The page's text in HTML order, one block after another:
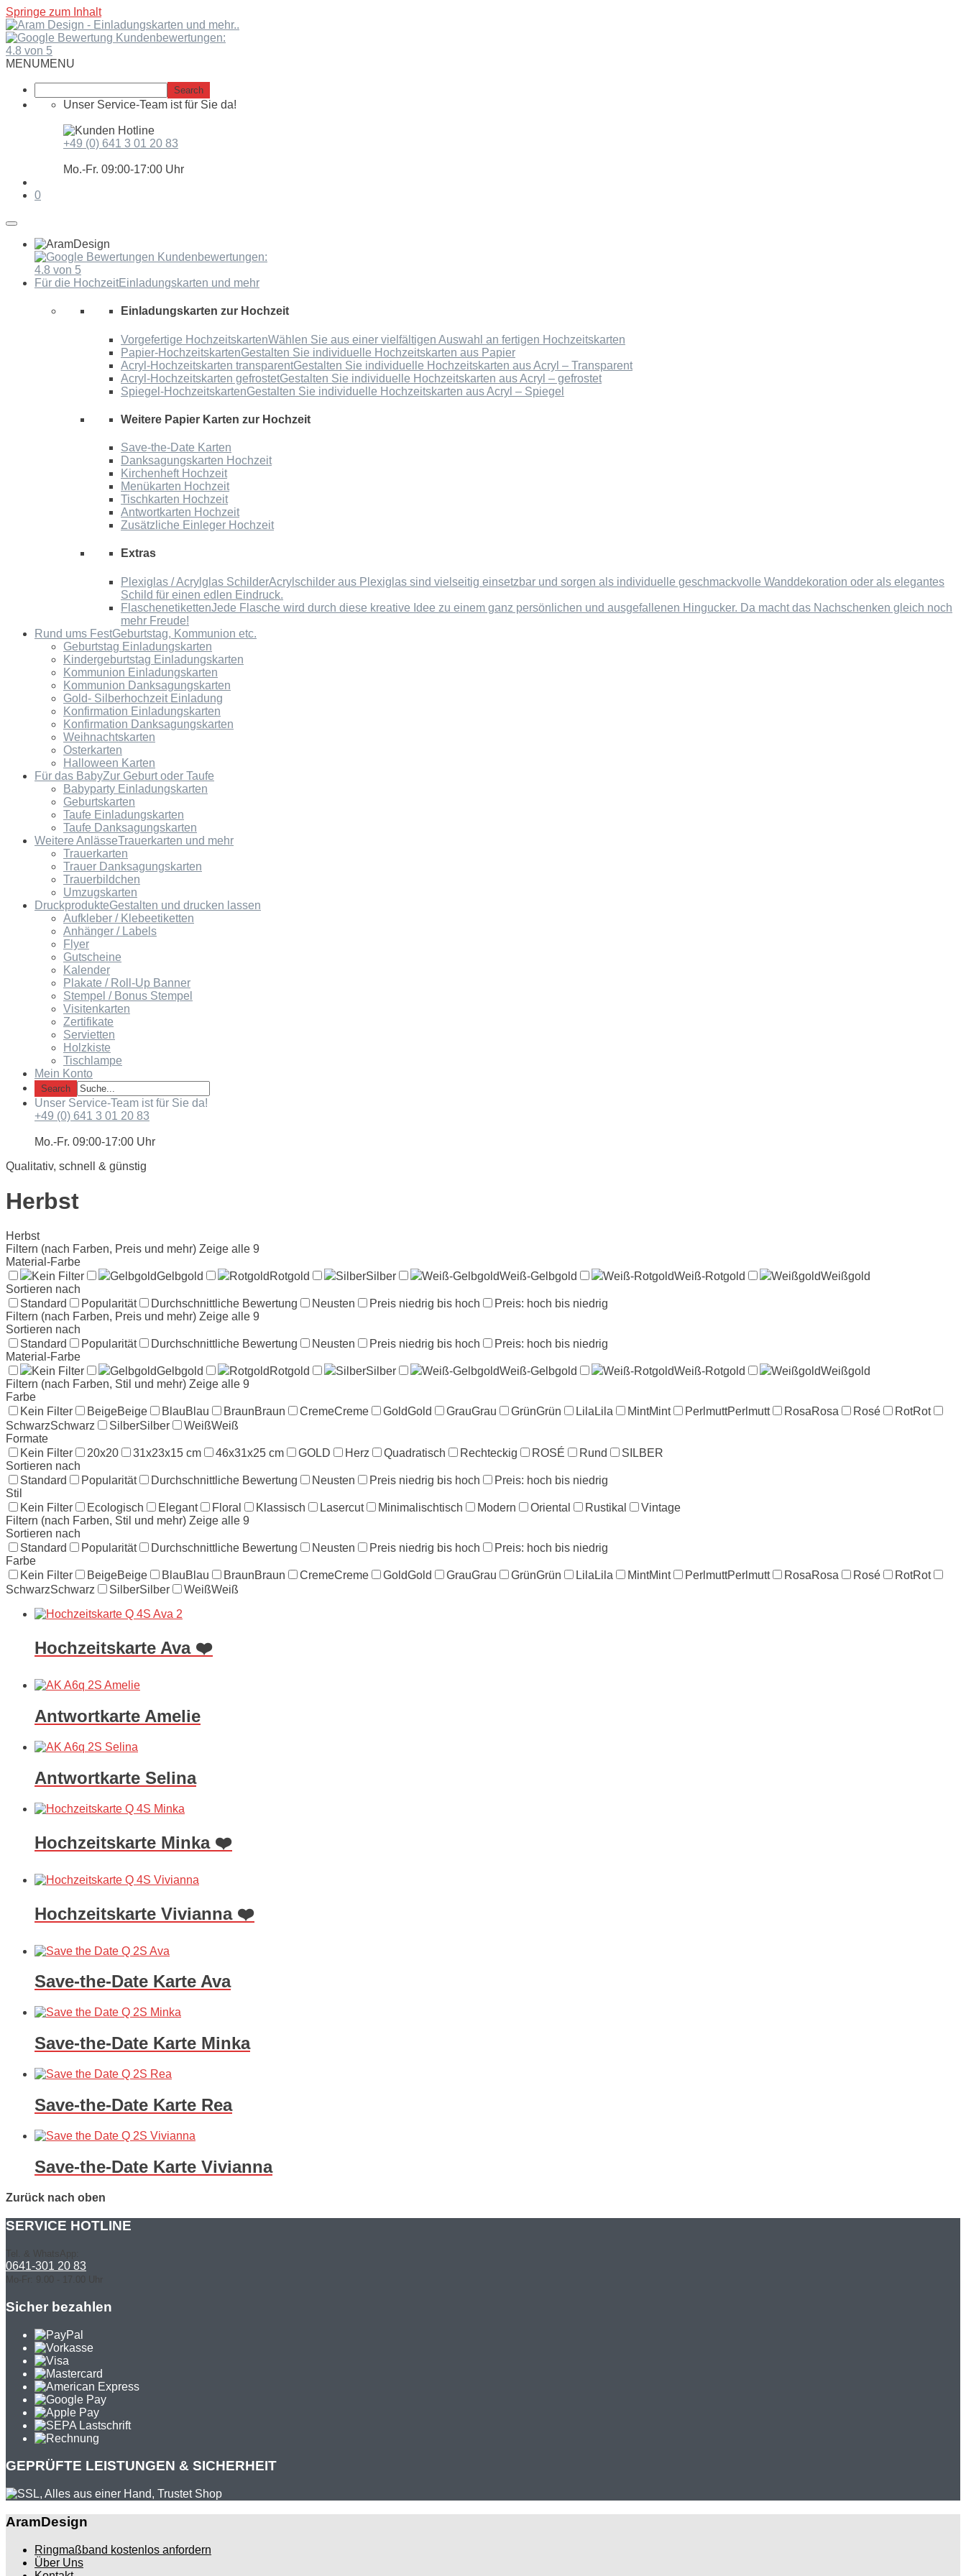
Springe zum Inhalt
Kundenbewertungen:
4.8 von 5
MENUMENU
Unser Service-Team ist für Sie da!
+49 (0) 641 3 01 20 83
Mo.-Fr. 09:00-17:00 Uhr
0
Kundenbewertungen:
4.8 von 5
Für die HochzeitEinladungskarten und mehr
Einladungskarten zur Hochzeit
Vorgefertige HochzeitskartenWählen Sie aus einer vielfältigen Auswahl an fertigen Hochzeitskarten
Papier-HochzeitskartenGestalten Sie individuelle Hochzeitskarten aus Papier
Acryl-Hochzeitskarten transparentGestalten Sie individuelle Hochzeitskarten aus Acryl – Transparent
Acryl-Hochzeitskarten gefrostetGestalten Sie individuelle Hochzeitskarten aus Acryl – gefrostet
Spiegel-HochzeitskartenGestalten Sie individuelle Hochzeitskarten aus Acryl – Spiegel
Weitere Papier Karten zur Hochzeit
Save-the-Date Karten
Danksagungskarten Hochzeit
Kirchenheft Hochzeit
Menükarten Hochzeit
Tischkarten Hochzeit
Antwortkarten Hochzeit
Zusätzliche Einleger Hochzeit
Extras
Plexiglas / Acrylglas SchilderAcrylschilder aus Plexiglas sind vielseitig einsetzbar und sorgen als individuelle geschmackvolle Wanddekoration oder als elegantes
Schild für einen edlen Eindruck.
FlaschenetikettenJede Flasche wird durch diese kreative Idee zu einem ganz persönlichen und ausgefallenen Hingucker. Da macht das Nachschenken gleich noch
mehr Freude!
Rund ums FestGeburtstag, Kommunion etc.
Geburtstag Einladungskarten
Kindergeburtstag Einladungskarten
Kommunion Einladungskarten
Kommunion Danksagungskarten
Gold- Silberhochzeit Einladung
Konfirmation Einladungskarten
Konfirmation Danksagungskarten
Weihnachtskarten
Osterkarten
Halloween Karten
Für das BabyZur Geburt oder Taufe
Babyparty Einladungskarten
Geburtskarten
Taufe Einladungskarten
Taufe Danksagungskarten
Weitere AnlässeTrauerkarten und mehr
Trauerkarten
Trauer Danksagungskarten
Trauerbildchen
Umzugskarten
DruckprodukteGestalten und drucken lassen
Aufkleber / Klebeetiketten
Anhänger / Labels
Flyer
Gutscheine
Kalender
Plakate / Roll-Up Banner
Stempel / Bonus Stempel
Visitenkarten
Zertifikate
Servietten
Holzkiste
Tischlampe
Mein Konto
Unser Service-Team ist für Sie da!
+49 (0) 641 3 01 20 83
Mo.-Fr. 09:00-17:00 Uhr
Qualitativ, schnell & günstig
Herbst
Herbst
Filtern (nach Farben, Preis und mehr) Zeige alle 9
Material-Farbe
Kein Filter
GelbgoldGelbgold Rotgold Rotgold SilberSilber Weiß-GelbgoldWeiß-Gelbgold Weiß-RotgoldWeiß-Rotgold WeißgoldWeißgold
Sortieren nach
Standard
Popularität Durchschnittliche Bewertung Neusten Preis niedrig bis hoch
Preis: hoch bis niedrig
Filtern (nach Farben, Preis und mehr) Zeige alle 9
Sortieren nach
Standard
Popularität Durchschnittliche Bewertung Neusten Preis niedrig bis hoch
Preis: hoch bis niedrig
Material-Farbe
Kein Filter
GelbgoldGelbgold Rotgold Rotgold SilberSilber Weiß-GelbgoldWeiß-Gelbgold Weiß-RotgoldWeiß-Rotgold WeißgoldWeißgold
Filtern (nach Farben, Stil und mehr) Zeige alle 9
Farbe
Kein Filter
BeigeBeige BlauBlau BraunBraun CremeCreme GoldGold GrauGrau GrünGrün LilaLila MintMint PerlmuttPerlmutt RosaRosa Rosé RotRot
SchwarzSchwarz SilberSilber WeißWeiß
Formate
Kein Filter
20x20 31x23x15 cm 46x31x25 cm GOLD Herz Quadratisch Rechteckig ROSÉ Rund
SILBER
Sortieren nach
Standard
Popularität Durchschnittliche Bewertung Neusten Preis niedrig bis hoch
Preis: hoch bis niedrig
Stil
Kein Filter
Ecologisch Elegant Floral Klassisch Lasercut Minimalischtisch Modern Oriental Rustikal
Vintage
Filtern (nach Farben, Stil und mehr) Zeige alle 9
Sortieren nach
Standard
Popularität Durchschnittliche Bewertung Neusten Preis niedrig bis hoch
Preis: hoch bis niedrig
Farbe
Kein Filter
BeigeBeige BlauBlau BraunBraun CremeCreme GoldGold GrauGrau GrünGrün LilaLila MintMint PerlmuttPerlmutt RosaRosa Rosé RotRot
SchwarzSchwarz SilberSilber WeißWeiß
Hochzeitskarte Ava ❤️
Antwortkarte Amelie
Antwortkarte Selina
Hochzeitskarte Minka ❤️
Hochzeitskarte Vivianna ❤️
Save-the-Date Karte Ava
Save-the-Date Karte Minka
Save-the-Date Karte Rea
Save-the-Date Karte Vivianna
Zurück nach oben
SERVICE HOTLINE
Tel. & WhatsApp:
0641-301 20 83
Mo-Fr: 9.00 - 17.00 Uhr
Sicher bezahlen
GEPRÜFTE LEISTUNGEN & SICHERHEIT
AramDesign
Ringmaßband kostenlos anfordern
Über Uns